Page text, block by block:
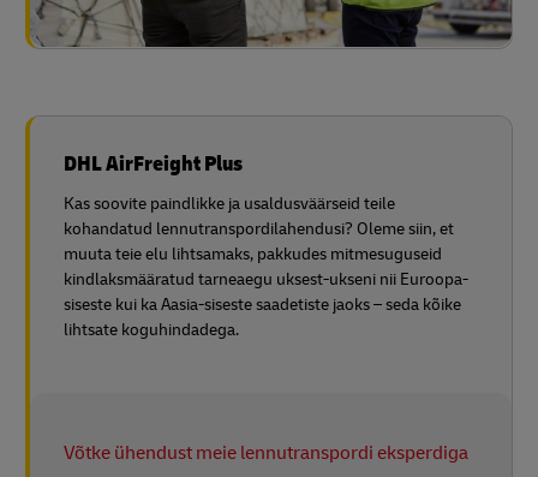
DHL AirFreight Plus
Kas soovite paindlikke ja usaldusväärseid teile
kohandatud lennutranspordilahendusi? Oleme siin, et
muuta teie elu lihtsamaks, pakkudes mitmesuguseid
kindlaksmääratud tarneaegu uksest-ukseni nii Euroopa-
siseste kui ka Aasia-siseste saadetiste jaoks – seda kõike
lihtsate koguhindadega.
Võtke ühendust meie lennutranspordi eksperdiga